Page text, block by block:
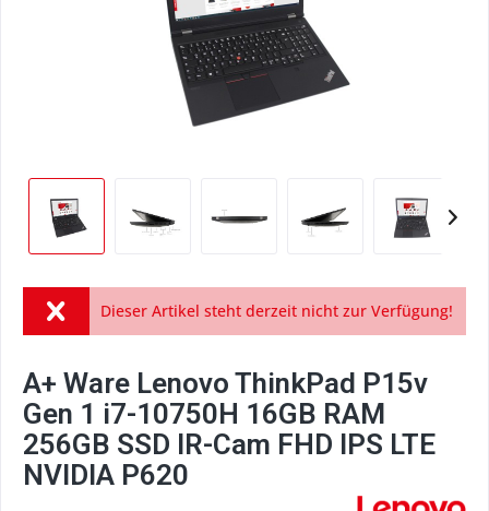
Dieser Artikel steht derzeit nicht zur Verfügung!
A+ Ware Lenovo ThinkPad P15v
Gen 1 i7-10750H 16GB RAM
256GB SSD IR-Cam FHD IPS LTE
NVIDIA P620